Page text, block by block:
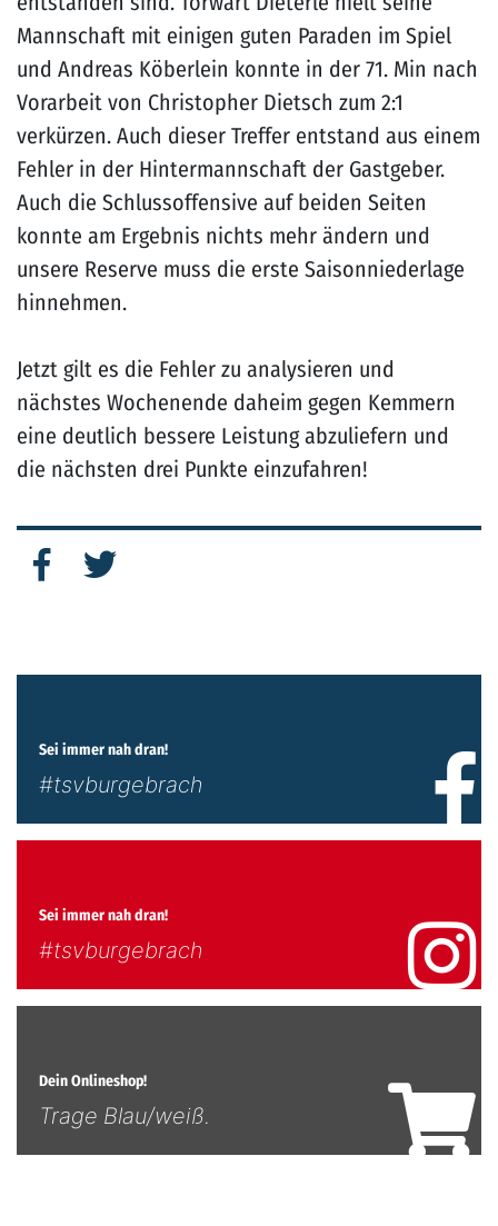
Mannschaft mit einigen guten Paraden im Spiel
und Andreas Köberlein konnte in der 71. Min nach
Vorarbeit von Christopher Dietsch zum 2:1
verkürzen. Auch dieser Treffer entstand aus einem
Fehler in der Hintermannschaft der Gastgeber.
Auch die Schlussoffensive auf beiden Seiten
konnte am Ergebnis nichts mehr ändern und
unsere Reserve muss die erste Saisonniederlage
hinnehmen.
Jetzt gilt es die Fehler zu analysieren und
nächstes Wochenende daheim gegen Kemmern
eine deutlich bessere Leistung abzuliefern und
die nächsten drei Punkte einzufahren!
Sei immer nah dran!
#tsvburgebrach
Sei immer nah dran!
#tsvburgebrach
Dein Onlineshop!
Trage Blau/weiß.